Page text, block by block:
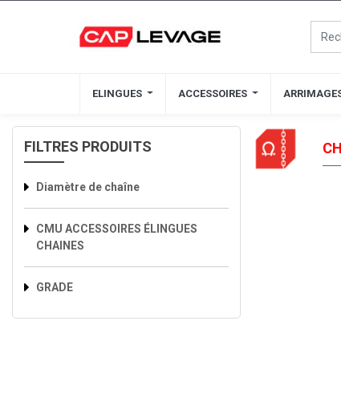
ELINGUES ACCESSOIRES
ELINGUES ACCESSOIRES
FILTRES PRODUITS
Diamètre de chaîne
CMU ACCESSOIRES ÉLINGUES
CHAINES
GRADE